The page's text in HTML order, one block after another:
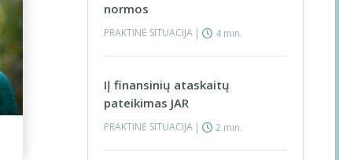
normos
PRAKTINĖ SITUACIJA | 4 min.
IĮ finansinių ataskaitų
pateikimas JAR
PRAKTINĖ SITUACIJA | 2 min.